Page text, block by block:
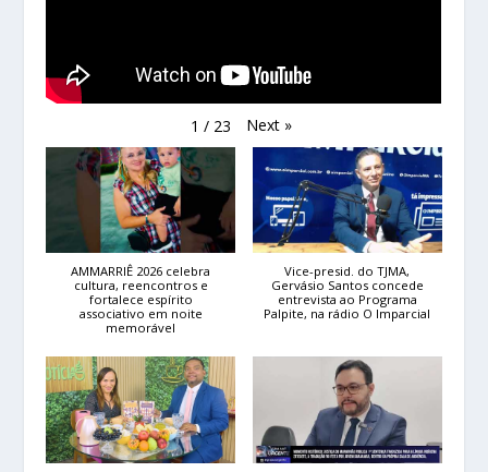
1 / 23 Next »
AMMARRIÊ 2026 celebra
cultura, reencontros e
fortalece espírito
associativo em noite
memorável
Vice-presid. do TJMA,
Gervásio Santos concede
entrevista ao Programa
Palpite, na rádio O Imparcial